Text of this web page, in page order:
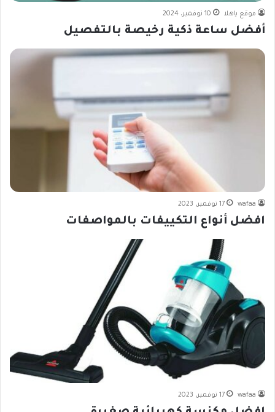
موقع ياهلا 10 نوفمبر، 2024
أفضل ساعة ذكية رخيصة بالتفصيل
wafaa 17 نوفمبر، 2023
افضل أنواع التكييفات بالمواصفات
wafaa 17 نوفمبر، 2023